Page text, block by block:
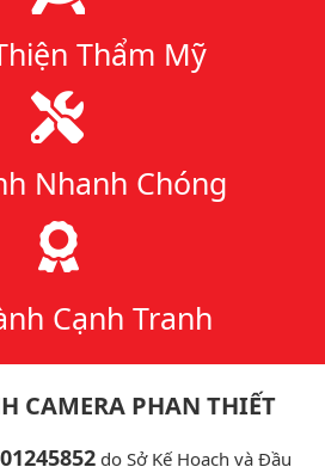
Thẩm Mỹ
Nhanh Chóng
Cạnh Tranh
CAMERA PHAN THIẾT
do Sở Kế Hoạch và Đầu